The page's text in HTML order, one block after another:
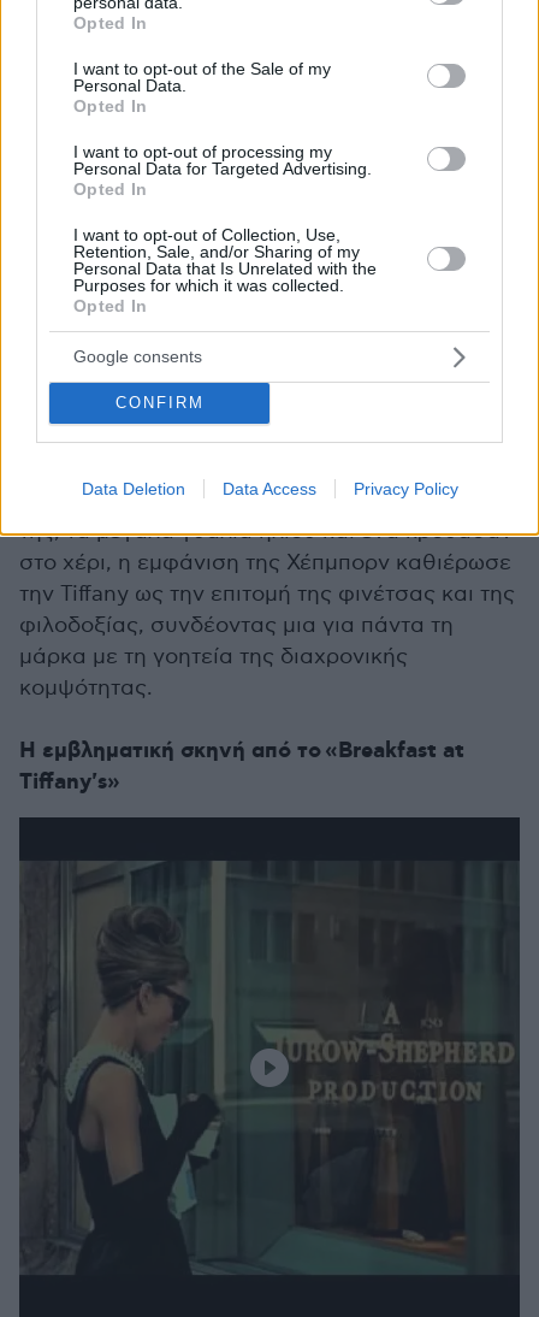
grant or deny consent to Google and its third-party tags to
use your data for below specified purposes in below Google
consent section.
Opted In
I want to opt-out of the Sale of my
Personal Data.
Opted In
I want to opt-out of processing my
Personal Data for Targeted Advertising.
Opted In
I want to opt-out of Collection, Use,
Retention, Sale, and/or Sharing of my
Personal Data that Is Unrelated with the
Purposes for which it was collected.
Opted In
Google consents
CONFIRM
Data Deletion Data Access Privacy Policy
Η σχέση της Tiffany & Co. με το Χόλιγουντ
χρονολογείται από την κλασική ταινία του 1961,
Breakfast at Tiffany's
». Η ερμηνεία της Όντρεϊ
Χέπμπορν ως Χόλυ Γκολάιτλ, η οποία στέκεται
έξω από το κατάστημα-ναυαρχίδα της Tiffany &
Co. στην 5η Λεωφόρο, έχει γίνει μια από τις πιο
κινηματογράφου. Με το στενό μαύρο φόρεμά
της, τα μεγάλα γυαλιά ηλίου και ένα κρουασάν
στο χέρι, η εμφάνιση της Χέπμπορν καθιέρωσε
την Tiffany ως την επιτομή της φινέτσας και της
φιλοδοξίας, συνδέοντας μια για πάντα τη
μάρκα με τη γοητεία της διαχρονικής
κομψότητας.
Η εμβληματική σκηνή από το «Breakfast at
Tiffany's»